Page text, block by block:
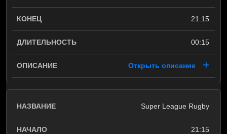
21:15
00:15
Открыть описание
Super League Rugby
21:15